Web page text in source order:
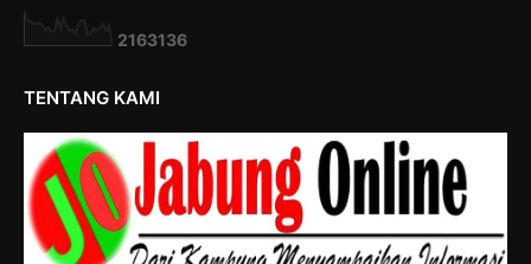
2163136
TENTANG KAMI